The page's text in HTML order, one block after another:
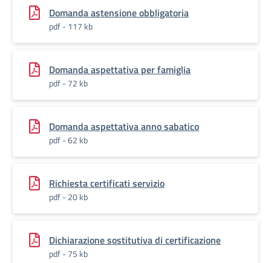
Domanda astensione obbligatoria
pdf - 117 kb
Domanda aspettativa per famiglia
pdf - 72 kb
Domanda aspettativa anno sabatico
pdf - 62 kb
Richiesta certificati servizio
pdf - 20 kb
Dichiarazione sostitutiva di certificazione
pdf - 75 kb